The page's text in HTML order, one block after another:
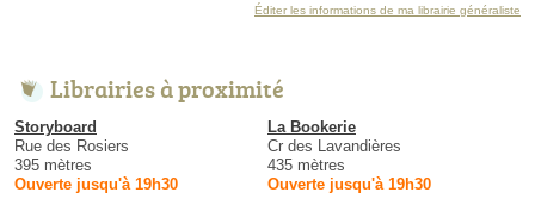
Éditer les informations de ma librairie généraliste
Librairies à proximité
Storyboard
Rue des Rosiers
395 mètres
Ouverte jusqu'à 19h30
La Bookerie
Cr des Lavandières
435 mètres
Ouverte jusqu'à 19h30